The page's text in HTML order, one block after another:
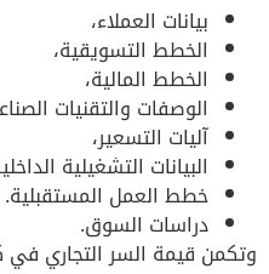
بيانات العملاء،
الخطط التسويقية،
الخطط المالية،
الوصفات والتقنيات
آليات التسعير،
البيانات التشغيلية
خطط العمل المستقبلية.
دراسات السوق.
وتكمن قيمة السر التجاري في